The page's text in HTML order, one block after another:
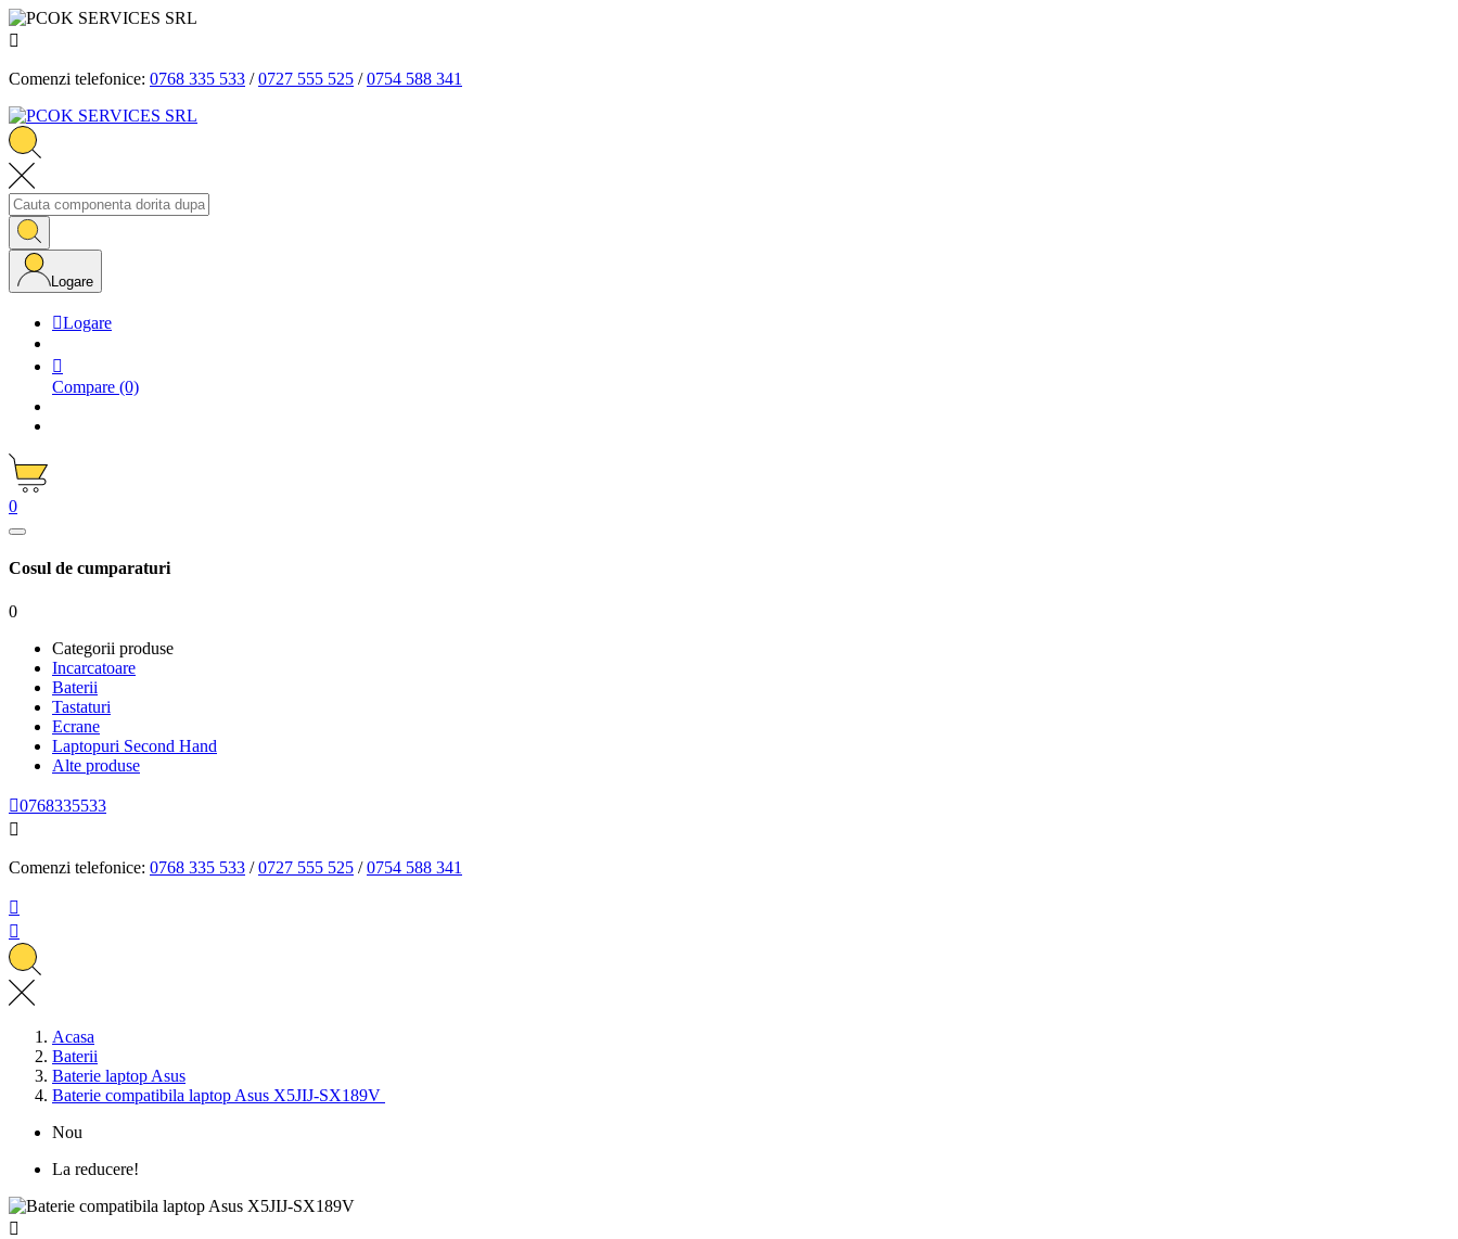

Comenzi telefonice: 0768 335 533 /0727 555 525 /0754 588 341
Logare
Logare

Compare (0)
0
Cosul de cumparaturi
0
Categorii produse
Incarcatoare
Baterii
Tastaturi
Ecrane
Laptopuri Second Hand
Alte produse
0768335533

Comenzi telefonice: 0768 335 533 /0727 555 525 /0754 588 341


Acasa
Baterii
Baterie laptop Asus
Baterie compatibila laptop Asus X5JIJ-SX189V
Nou
La reducere!
